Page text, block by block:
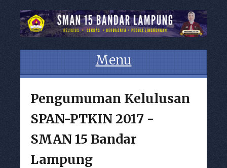
Menu
Pengumuman Kelulusan
SPAN-PTKIN 2017 -
SMAN 15 Bandar
Lampung